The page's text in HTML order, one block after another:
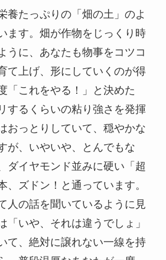
養たっぷりの「畑の土」のよ
ます。畑が作物をじっくり時
うに、あなたも物事をコツコ
て上げ、形にしていくのが得
「これをやる！」と決めた
するくらいの粘り強さを発揮
おっとりしていて、穏やかな
が、いやいや、とんでもな
ダイヤモンド並みに硬い「超
、ズドン！と通っています。
人の話を聞いているように見
「いや、それは違うでしょ」
て、絶対に譲れない一線を持